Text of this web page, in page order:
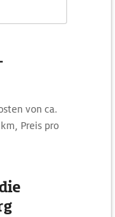
von ca.
Preis pro